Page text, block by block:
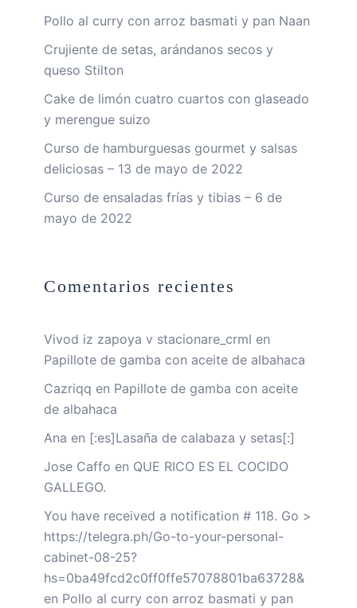
Pollo al curry con arroz basmati y pan Naan
Crujiente de setas, arándanos secos y
queso Stilton
Cake de limón cuatro cuartos con glaseado
y merengue suizo
Curso de hamburguesas gourmet y salsas
deliciosas – 13 de mayo de 2022
Curso de ensaladas frías y tibias – 6 de
mayo de 2022
Comentarios recientes
Vivod iz zapoya v stacionare_crml en
Papillote de gamba con aceite de albahaca
Cazriqq en Papillote de gamba con aceite
de albahaca
Ana en [:es]Lasaña de calabaza y setas[:]
Jose Caffo en QUE RICO ES EL COCIDO
GALLEGO.
You have received a notification # 118. Go >
https://telegra.ph/Go-to-your-personal-
cabinet-08-25?
hs=0ba49fcd2c0ff0ffe57078801ba63728&
en Pollo al curry con arroz basmati y pan